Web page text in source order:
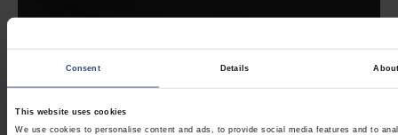
Consent Details About
This website uses cookies
We use cookies to personalise content and ads, to provide social media features and to